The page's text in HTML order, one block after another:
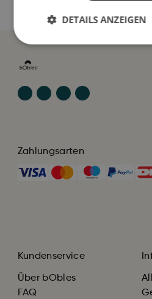
Zahlungsarten
Kundenservice
Über bObles
FAQ
DETAILS ANZEIGEN